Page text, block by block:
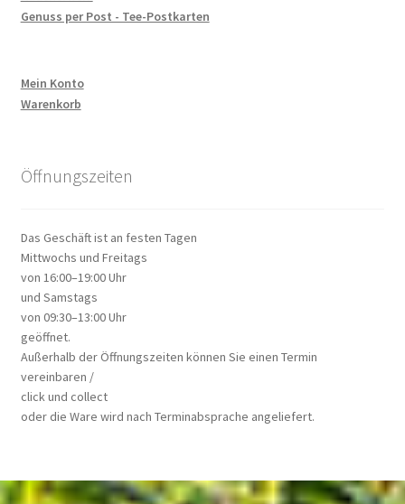
Genuss per Post - Tee-Postkarten
Mein Konto
Warenkorb
Öffnungszeiten
Das Geschäft ist an festen Tagen
Mittwochs und Freitags
von 16:00–19:00 Uhr
und Samstags
von 09:30–13:00 Uhr
geöffnet.
Außerhalb der Öffnungszeiten können Sie einen Termin
vereinbaren /
click und collect
oder die Ware wird nach Terminabsprache angeliefert.